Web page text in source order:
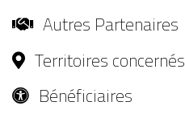
Autres Partenaires
Territoires concernés
Bénéficiaires